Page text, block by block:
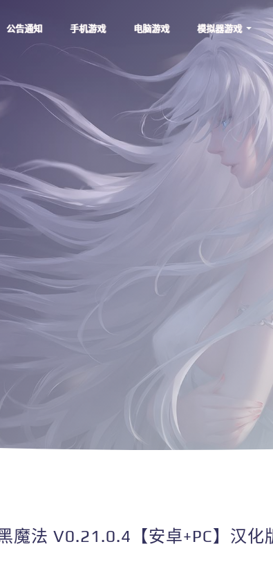
公告通知 手机游戏 电脑游戏 模拟器游戏
魔法 V0.21.0.4【安卓+PC】汉